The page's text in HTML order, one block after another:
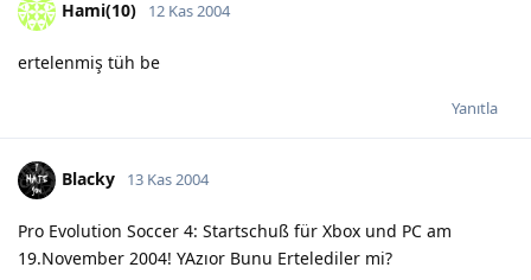
Hami(10) 12 Kas 2004
ertelenmiş tüh be
Yanıtla
Blacky 13 Kas 2004
Pro Evolution Soccer 4: Startschuß für Xbox und PC am
19.November 2004! YAzıor Bunu Ertelediler mi?